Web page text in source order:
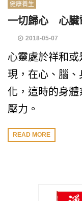
健康養生
一切歸心 心臟
2018-05-07
心靈處於祥和
現，在心、腦
化，這時的身
壓力。
READ MORE